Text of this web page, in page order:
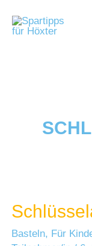
Inhalt
springen
Basteln, Für